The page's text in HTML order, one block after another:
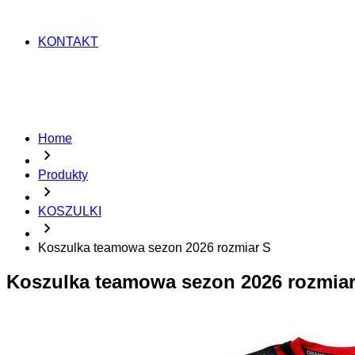
KONTAKT
Home
chevron_right
Produkty
chevron_right
KOSZULKI
chevron_right
Koszulka teamowa sezon 2026 rozmiar S
Koszulka teamowa sezon 2026